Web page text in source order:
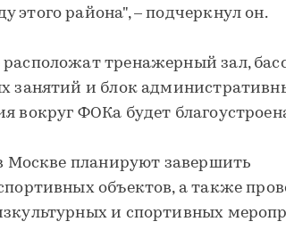
этого района", – подчеркнул он.
тренажерный зал,
занятий и блок
вокруг ФОКа будет
Москве планируют завершить
объектов, а также
и спортивных